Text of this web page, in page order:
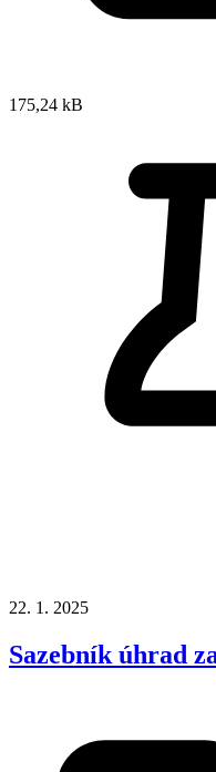
175,24 kB
22. 1. 2025
Sazebník úhrad